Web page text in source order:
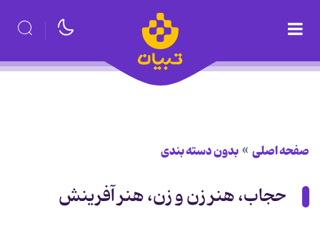
صفحه اصلی بدون دسته بندی
حجاب، هنر زن و زن، هنر آفرینش